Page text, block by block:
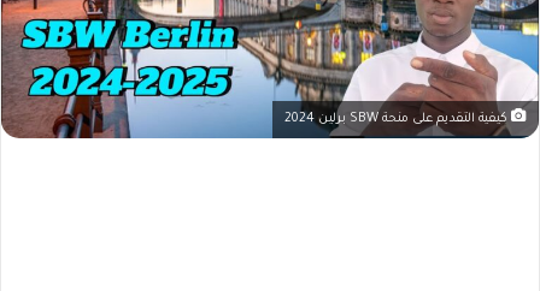
كيفية التقديم على منحة SBW برلين 2024